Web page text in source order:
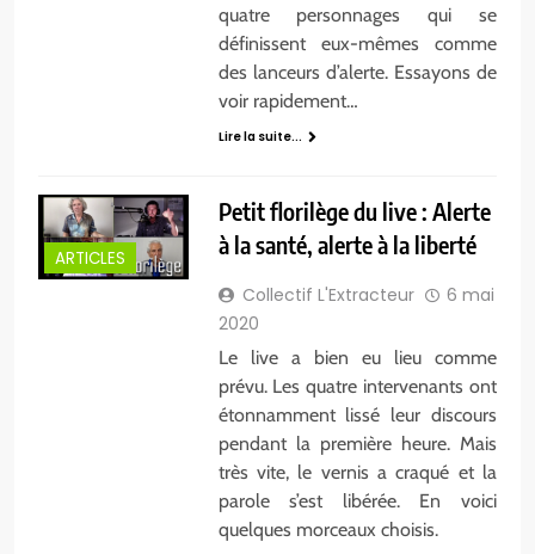
quatre personnages qui se
définissent eux-mêmes comme
des lanceurs d’alerte. Essayons de
voir rapidement…
Lire la suite...
ARTICLES
Petit florilège du live : Alerte
à la santé, alerte à la liberté
Collectif L'Extracteur
6 mai
2020
Le live a bien eu lieu comme
prévu. Les quatre intervenants ont
étonnamment lissé leur discours
pendant la première heure. Mais
très vite, le vernis a craqué et la
parole s’est libérée. En voici
quelques morceaux choisis.